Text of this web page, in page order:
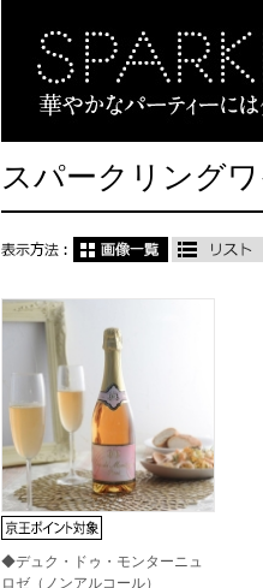
スパークリング
◆デュク・ドゥ・モンターニュ
ロゼ（ノンアルコール）